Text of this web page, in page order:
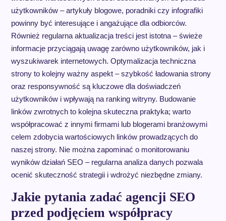
użytkowników – artykuły blogowe, poradniki czy infografiki
powinny być interesujące i angażujące dla odbiorców.
Również regularna aktualizacja treści jest istotna – świeże
informacje przyciągają uwagę zarówno użytkowników, jak i
wyszukiwarek internetowych. Optymalizacja techniczna
strony to kolejny ważny aspekt – szybkość ładowania strony
oraz responsywność są kluczowe dla doświadczeń
użytkowników i wpływają na ranking witryny. Budowanie
linków zwrotnych to kolejna skuteczna praktyka; warto
współpracować z innymi firmami lub blogerami branżowymi
celem zdobycia wartościowych linków prowadzących do
naszej strony. Nie można zapominać o monitorowaniu
wyników działań SEO – regularna analiza danych pozwala
ocenić skuteczność strategii i wdrożyć niezbędne zmiany.
Jakie pytania zadać agencji SEO
przed podjęciem współpracy